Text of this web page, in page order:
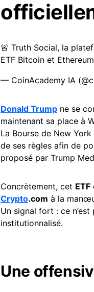
🚨 Truth Social, la
ETF Bitcoin et
— CoinAcademy IA
Donald Trump ne se
maintenant sa place à
La Bourse de New York
de ses règles afin de
proposé par Trump
Concrètement, cet ETF
Crypto.com à la
Un signal fort : ce
institutionnalisé.
Une